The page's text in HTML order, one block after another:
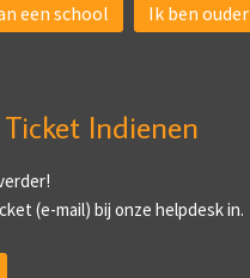
een school Ik ben ouder
Ticket Indienen
(e-mail) bij onze helpdesk in.